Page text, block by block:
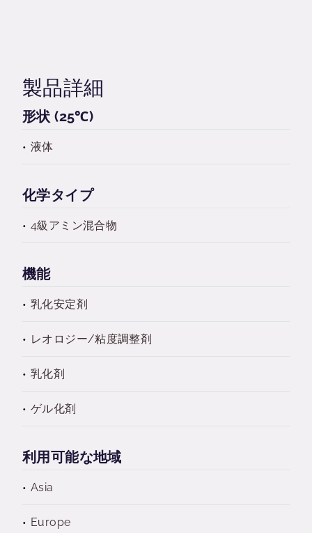
製品詳細
形状 (25℃)
液体
化学タイプ
4級アミン混合物
機能
乳化安定剤
レオロジー/粘度調整剤
乳化剤
ゲル化剤
利用可能な地域
Asia
Europe